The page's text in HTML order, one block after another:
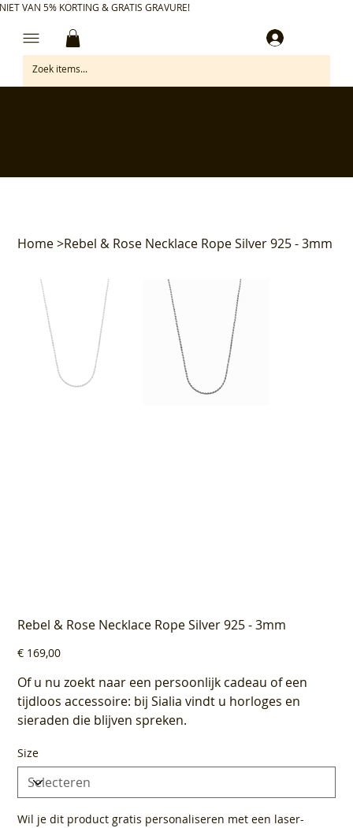
VAN 5% KORTING & GRATIS GRAVURE!
Home>Rebel & Rose Necklace Rope Silver 925 - 3mm
Rebel & Rose Necklace Rope Silver 925 - 3mm
Prijs
€ 169,00
Of u nu zoekt naar een persoonlijk cadeau of een
tijdloos accessoire: bij Sialia vindt u horloges en
sieraden die blijven spreken.
Size
Wil je dit product gratis personaliseren met een laser-